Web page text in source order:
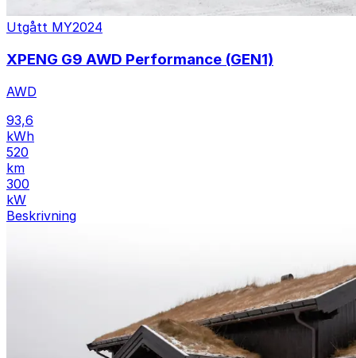
Utgått MY2024
XPENG G9 AWD Performance (GEN1)
AWD
93,6
kWh
520
km
300
kW
Beskrivning